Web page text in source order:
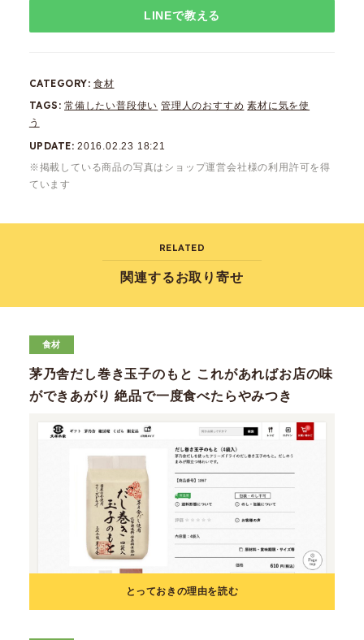
LINEで教える
CATEGORY 食材
TAGS 常備したい普段使い 管理人のおすすめ 素材に気を使
う
UPDATE 2016.02.23 18:21
※掲載している商品の写真はショップ運営会社様の利用許可を得
ています
RELATED
関連するお取り寄せ
食材
茅乃舎だし巻き玉子のもと これがあればお店の味
ができあがり 絶品で一度食べたらやみつき
とっておきの理由を読む